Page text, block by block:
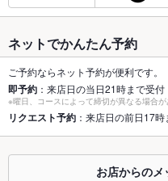
容人数
個室 なし ：ご用意してお
座敷 なし ：2Fは全てお
掘りごたつ なし ：ご用意して
ネットでかんたん予約
ご予約ならネット予約が便利です。
即予約 ：来店日の当日21時まで受付
※曜日、コースによって締切が異なる場合が
リクエスト予約 ：来店日の前日17
お店からの